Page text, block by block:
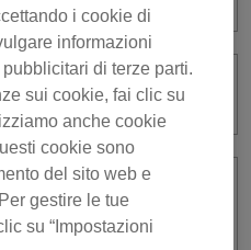
?
il driver audio di
i cookie di
informazioni
di terze parti.
sui cookie, fai clic su
anche cookie
cookie sono
del sito web e
gestire le tue
su “Impostazioni